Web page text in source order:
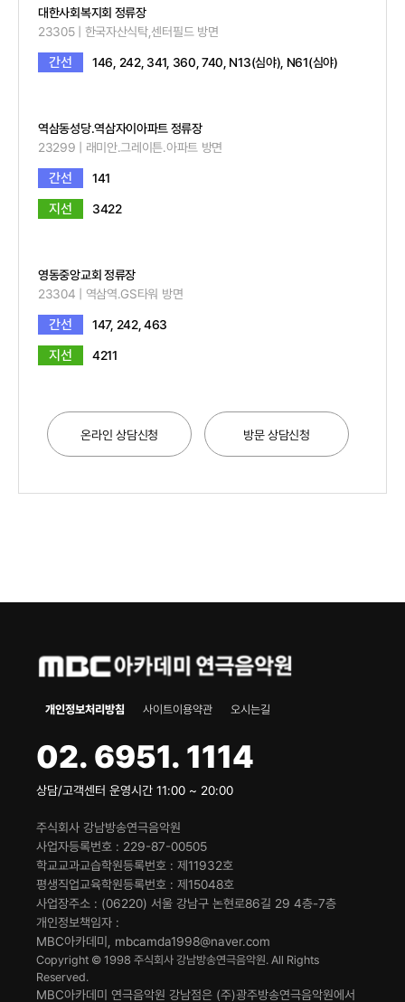
대한사회복지회 정류장
23305 | 한국자산식탁,센터필드 방면
간선 146, 242, 341, 360, 740, N13(심야), N61(심야)
역삼동성당.역삼자이아파트 정류장
23299 | 래미안.그레이튼.아파트 방면
간선 141
지선 3422
영동중앙교회 정류장
23304 | 역삼역.GS타워 방면
간선 147, 242, 463
지선 4211
온라인 상담신청 방문 상담신청
개인정보처리방침 사이트이용약관 오시는길
02. 6951. 1114
상담/고객센터 운영시간 11:00 ~ 20:00
주식회사 강남방송연극음악원
사업자등록번호
229-87-00505
학교교과교습학원등록번호
제11932호
평생직업교육학원등록번호
제15048호
사업장주소
(06220) 서울 강남구 논현로86길 29 4층-7층
개인정보책임자
MBC아카데미, mbcamda1998@naver.com
Copyright © 1998 주식회사 강남방송연극음악원. All Rights
Reserved.
MBC아카데미 연극음악원 강남점은 (주)광주방송연극음악원에서